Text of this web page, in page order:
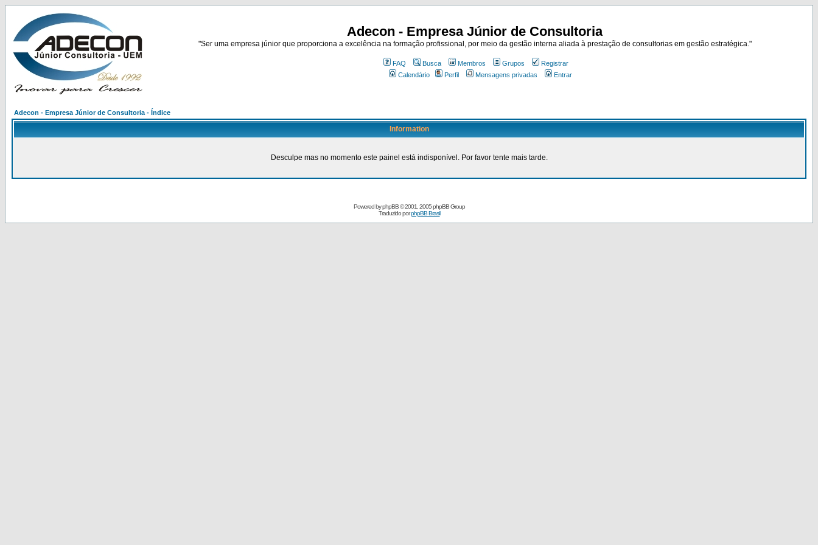
Adecon - Empresa Júnior de Consultoria
"Ser uma empresa júnior que proporciona a excelência na formação profissional, por meio da gestão interna aliada à prestação de consultorias em gestão estratégica."
FAQ Busca Membros Grupos
Registrar
Calendário
Perfil Mensagens privadas Entrar
Adecon - Empresa Júnior de Consultoria - Índice
Information
Desculpe mas no momento este painel está indisponível. Por favor tente mais tarde.
Powered byphpBB© 2001, 2005 phpBB Group
Traduzido porphpBB Brasil